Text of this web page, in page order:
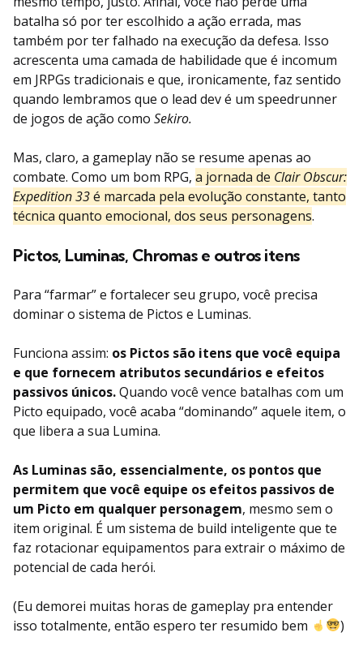
batalha só por ter escolhido a ação errada, mas
também por ter falhado na execução da defesa. Isso
acrescenta uma camada de habilidade que é incomum
em JRPGs tradicionais e que, ironicamente, faz sentido
quando lembramos que o lead dev é um speedrunner
de jogos de ação como Sekiro.
Mas, claro, a gameplay não se resume apenas ao
combate. Como um bom RPG, a jornada de Clair Obscur:
Expedition 33é marcada pela evolução constante, tanto
técnica quanto emocional, dos seus personagens.
Pictos, Luminas, Chromas e outros itens
Para “farmar” e fortalecer seu grupo, você precisa
dominar o sistema de Pictos e Luminas.
Funciona assim: os Pictos são itens que você equipa
e que fornecem atributos secundários e efeitos
passivos únicos.Quando você vence batalhas com um
Picto equipado, você acaba “dominando” aquele item, o
que libera a sua Lumina.
As Luminas são, essencialmente, os pontos que
permitem que você equipe os efeitos passivos de
um Picto em qualquer personagem, mesmo sem o
item original. É um sistema de build inteligente que te
faz rotacionar equipamentos para extrair o máximo de
potencial de cada herói.
(Eu demorei muitas horas de gameplay pra entender
isso totalmente, então espero ter resumido bem
)